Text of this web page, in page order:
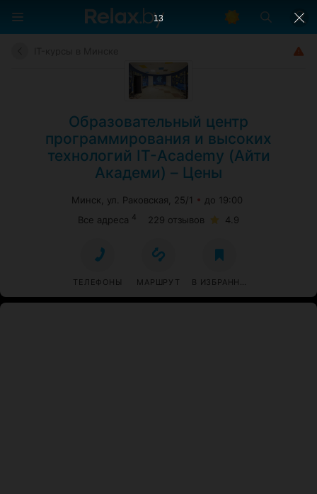
Образовательный центр
программирования и высоких
технологий IT-Academy (Айти
Академи) – Цены
Минск, ул. Раковская, 25/1
до 19:00
Все адреса 4 229 отзывов 4.9
ТЕЛЕФОНЫ МАРШРУТ В ИЗБРАННОЕ
12